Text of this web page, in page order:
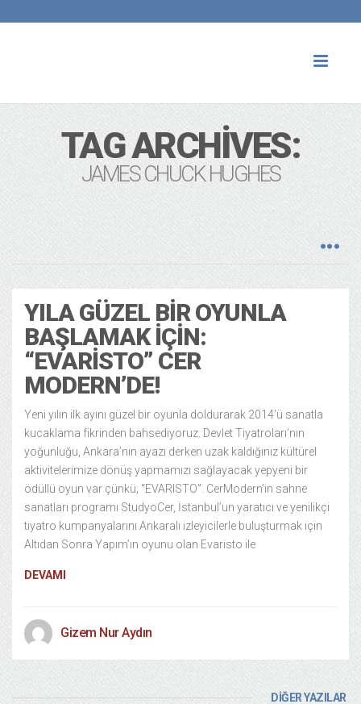
TAG ARCHIVES:
JAMES CHUCK HUGHES
YILA GÜZEL BIR OYUNLA
BAŞLAMAK İÇIN:
“EVARISTO” CER
MODERN’DE!
Yeni yılın ilk ayını güzel bir oyunla doldurarak 2014’ü sanatla
kucaklama fikrinden bahsediyoruz. Devlet Tiyatroları’nın
yoğunluğu, Ankara’nın ayazı derken uzak kaldığınız kültürel
aktivitelerimize dönüş yapmamızı sağlayacak yepyeni bir
ödüllü oyun var çünkü; “EVARISTO”. CerModern’in sahne
sanatları programı StudyoCer, İstanbul’un yaratıcı ve yenilikçi
tiyatro kumpanyalarını Ankaralı izleyicilerle buluşturmak için
Altıdan Sonra Yapım’ın oyunu olan Evaristo ile
DEVAMI
Gizem Nur Aydın
DİĞER YAZILAR